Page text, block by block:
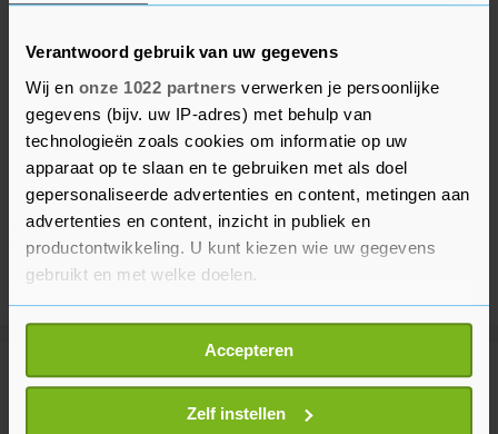
Verantwoord gebruik van uw gegevens
Wij en onze 1022 partners verwerken je persoonlijke
gegevens (bijv. uw IP-adres) met behulp van
technologieën zoals cookies om informatie op uw
apparaat op te slaan en te gebruiken met als doel
gepersonaliseerde advertenties en content, metingen aan
advertenties en content, inzicht in publiek en
productontwikkeling. U kunt kiezen wie uw gegevens
gebruikt en met welke doelen.
Als u het toestaat, willen we ook graag:
Informatie verzamelen over uw geografische
locatie, die tot een paar meter nauwkeurig kan zijn
Uw apparaat identificeren door het actief te
Accepteren
Zelf instellen
Meer uit Politiek